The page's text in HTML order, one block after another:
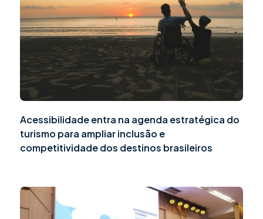
Acessibilidade entra na agenda estratégica do
turismo para ampliar inclusão e
competitividade dos destinos brasileiros